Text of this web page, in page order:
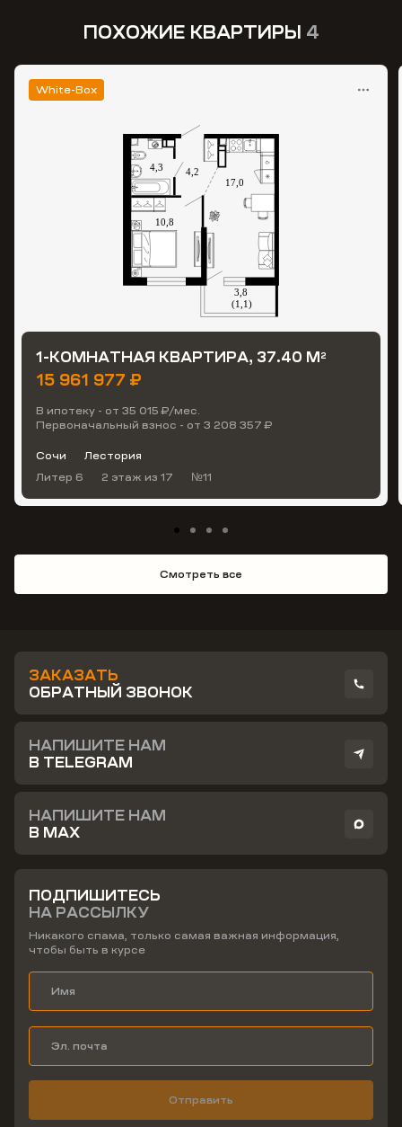
ПОХОЖИЕ КВАРТИРЫ 4
White-Box
1-КОМНАТНАЯ КВАРТИРА, 37.40 М2
15 961 977 ₽
В ипотеку - от 35 015 ₽/мес.
Первоначальный взнос - от 3 208 357 ₽
Сочи
Лестория
Литер 6
2 этаж из 17 №11
Смотреть все
ЗАКАЗАТЬ
ОБРАТНЫЙ ЗВОНОК
НАПИШИТЕ НАМ
В TELEGRAM
НАПИШИТЕ НАМ
В MAX
ПОДПИШИТЕСЬ
НА РАССЫЛКУ
Никакого спама, только самая важная информация,
чтобы быть в курсе
Отправить